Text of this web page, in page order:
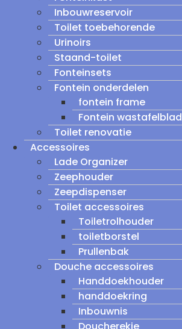
Inbouwreservoir
Toilet toebehorende
Urinoirs
Staand-toilet
Fonteinsets
Fontein onderdelen
fontein frame
Fontein wastafelblad
Toilet renovatie
Accessoires
Lade Organizer
Zeephouder
Zeepdispenser
Toilet accessoires
Toiletrolhouder
toiletborstel
Prullenbak
Douche accessoires
Handdoekhouder
handdoekring
Inbouwnis
Doucherekje